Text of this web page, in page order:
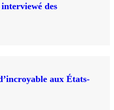
des
aux États-